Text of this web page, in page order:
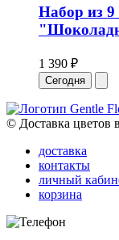
Набор из
1 390 ₽
Сегодня
© Доставка цветов
доставка
контакты
личный
корзина